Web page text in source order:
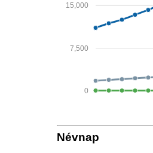
0
7,500
15,000
Névnap